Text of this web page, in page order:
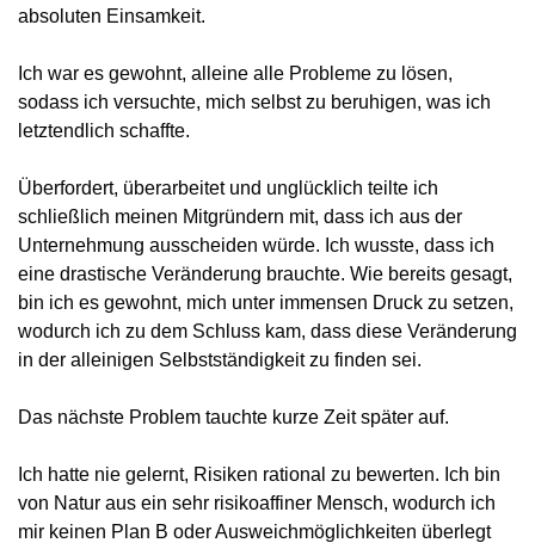
absoluten Einsamkeit.
Ich war es gewohnt, alleine alle Probleme zu lösen,
sodass ich versuchte, mich selbst zu beruhigen, was ich
letztendlich schaffte.
Überfordert, überarbeitet und unglücklich teilte ich
schließlich meinen Mitgründern mit, dass ich aus der
Unternehmung ausscheiden würde. Ich wusste, dass ich
eine drastische Veränderung brauchte. Wie bereits gesagt,
bin ich es gewohnt, mich unter immensen Druck zu setzen,
wodurch ich zu dem Schluss kam, dass diese Veränderung
in der alleinigen Selbstständigkeit zu finden sei.
Das nächste Problem tauchte kurze Zeit später auf.
Ich hatte nie gelernt, Risiken rational zu bewerten. Ich bin
von Natur aus ein sehr risikoaffiner Mensch, wodurch ich
mir keinen Plan B oder Ausweichmöglichkeiten überlegt